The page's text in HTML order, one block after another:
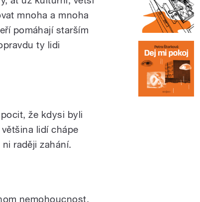
mnoha a mnoha
pomáhají starším
ty lidi
že kdysi byli
lidí chápe
raději zahání.
nemohoucnost.